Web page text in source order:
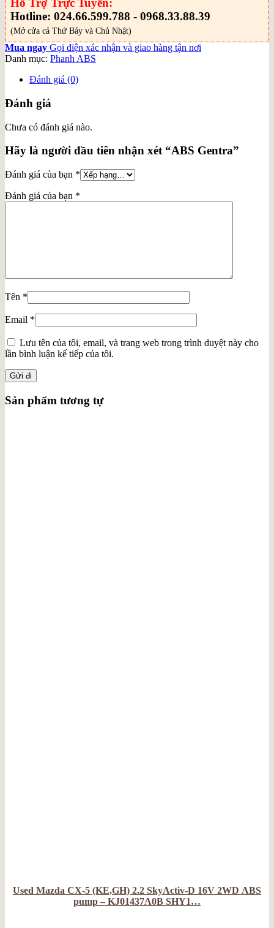
Hỗ Trợ Trực Tuyến:
Hotline: 024.66.599.788 - 0968.33.88.39
(Mở cửa cả Thứ Bảy và Chủ Nhật)
Mua ngay Gọi điện xác nhận và giao hàng tận nơi
Danh mục: Phanh ABS
Đánh giá (0)
Đánh giá
Chưa có đánh giá nào.
Hãy là người đầu tiên nhận xét “ABS Gentra”
Đánh giá của bạn *
Đánh giá của bạn *
Tên *
Email *
Lưu tên của tôi, email, và trang web trong trình duyệt này cho
lần bình luận kế tiếp của tôi.
Sản phẩm tương tự
Used Mazda CX-5 (KE,GH) 2.2 SkyActiv-D 16V 2WD ABS
pump – KJ01437A0B SHY1…